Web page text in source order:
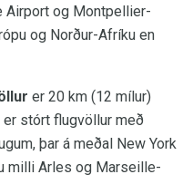
Airport og Montpellier-
og Norður-Afríku en
er 20 km (12 mílur)
stórt flugvöllur með
þar á meðal New York
milli Arles og Marseille-